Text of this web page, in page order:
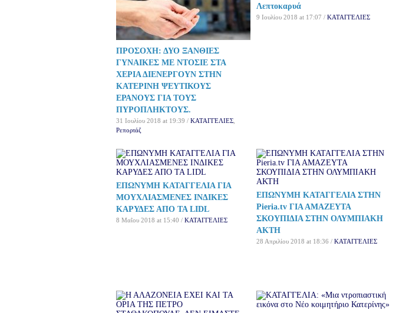
ΠΡΟΣΟΧΗ: ΔΥΟ ΞΑΝΘΙΕΣ
ΓΥΝΑΙΚΕΣ ΜΕ ΝΤΟΣΙΕ ΣΤΑ
ΧΕΡΙΑ ΔΙΕΝΕΡΓΟΥΝ ΣΤΗΝ
ΚΑΤΕΡΙΝΗ ΨΕΥΤΙΚΟΥΣ
ΕΡΑΝΟΥΣ ΓΙΑ ΤΟΥΣ
ΠΥΡΟΠΛΗΚΤΟΥΣ.
31 Ιουλίου 2018 at 19:39 / ΚΑΤΑΓΓΕΛΙΕΣ
Ρεπορτάζ
Λεπτοκαρυά
9 Ιουλίου 2018 at 17:07 / ΚΑΤΑΓΓΕΛΙΕΣ
ΕΠΩΝΥΜΗ ΚΑΤΑΓΓΕΛΙΑ ΓΙΑ
ΜΟΥΧΛΙΑΣΜΕΝΕΣ ΙΝΔΙΚΕΣ
ΚΑΡΥΔΕΣ ΑΠΟ ΤΑ LIDL
8 Μαΐου 2018 at 15:40 / ΚΑΤΑΓΓΕΛΙΕΣ
ΕΠΩΝΥΜΗ ΚΑΤΑΓΓΕΛΙΑ ΣΤΗΝ
Pieria.tv ΓΙΑ ΑΜΑΖΕΥΤΑ
ΣΚΟΥΠΙΔΙΑ ΣΤΗΝ ΟΛΥΜΠΙΑΚΗ
ΑΚΤΗ
28 Απριλίου 2018 at 18:36 / ΚΑΤΑΓΓΕΛΙΕΣ